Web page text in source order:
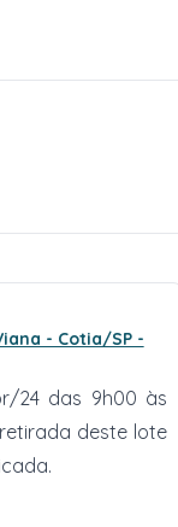
- Cotia/SP -
24 das 9h00 às
deste lote